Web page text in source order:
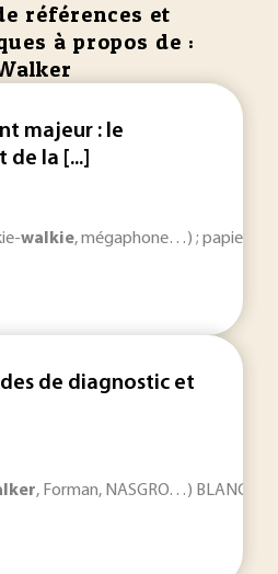
références et
à propos de :
majeur : le
la [...]
walkie, mégaphone…) ; papier,
de diagnostic et
, Forman, NASGRO…) BLANC